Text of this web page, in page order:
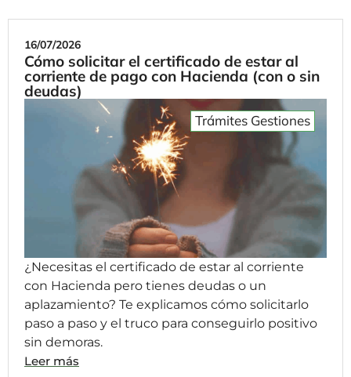
16/07/2026
Cómo solicitar el certificado de estar al
corriente de pago con Hacienda (con o sin
deudas)
¿Necesitas el certificado de estar al corriente
con Hacienda pero tienes deudas o un
aplazamiento? Te explicamos cómo solicitarlo
paso a paso y el truco para conseguirlo positivo
sin demoras.
Leer más
Trámites Gestiones